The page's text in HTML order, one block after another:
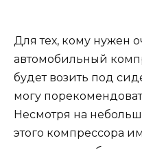
Для тех, кому нужен
автомобильный
будет возить под
могу
Несмотря на
этого компрессора